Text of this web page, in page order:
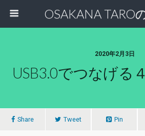
OSAKANA TARO
2020年2月3日
USB3.0でつなげる
Share Tweet Pin